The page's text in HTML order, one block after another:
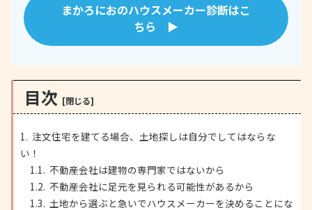
まかろにおのハウスメーカー診断はこ
ちら ▶
目次
注文住宅を建てる場合、土地探しは自分でしてはならな
い！
不動産会社は建物の専門家ではないから
不動産会社に足元を見られる可能性があるから
土地から選ぶと急いでハウスメーカーを決めることにな